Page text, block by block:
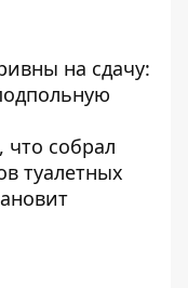
на сдачу:
что собрал
туалетных